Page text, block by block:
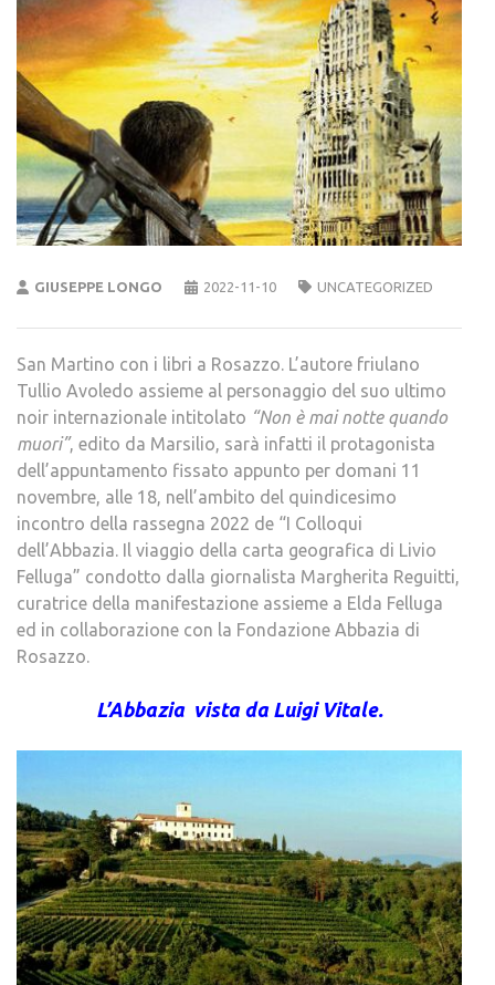
GIUSEPPE LONGO 2022-11-10 UNCATEGORIZED
San Martino con i libri a Rosazzo. L’autore friulano
Tullio Avoledo assieme al personaggio del suo ultimo
noir internazionale intitolato “Non è mai notte quando
muori”, edito da Marsilio, sarà infatti il protagonista
dell’appuntamento fissato appunto per domani 11
novembre, alle 18, nell’ambito del quindicesimo
incontro della rassegna 2022 de “I Colloqui
dell’Abbazia. Il viaggio della carta geografica di Livio
Felluga” condotto dalla giornalista Margherita Reguitti,
curatrice della manifestazione assieme a Elda Felluga
ed in collaborazione con la Fondazione Abbazia di
Rosazzo.
L’Abbazia vista da Luigi Vitale.